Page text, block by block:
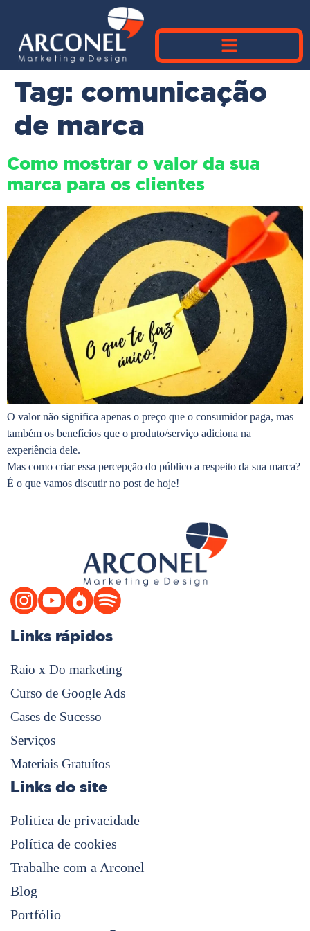
Tag: comunicação
de marca
Como mostrar o valor da sua
marca para os clientes
O valor não significa apenas o preço que o consumidor paga, mas
também os benefícios que o produto/serviço adiciona na
experiência dele.
Mas como criar essa percepção do público a respeito da sua marca?
É o que vamos discutir no post de hoje!
Links rápidos
Raio x Do marketing
Curso de Google Ads
Cases de Sucesso
Serviços
Materiais Gratuítos
Links do site
Politica de privacidade
Política de cookies
Trabalhe com a Arconel
Blog
Portfólio